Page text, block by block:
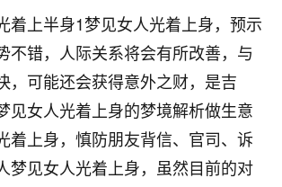
着上半身1梦见女人光着上身，预示
不错，人际关系将会有所改善，与
，可能还会获得意外之财，是吉
见女人光着上身的梦境解析做生意
着上身，慎防朋友背信、官司、诉
梦见女人光着上身，虽然目前的对
在看来，人不信也不行。
学
？？我对这些很感兴趣
西 15